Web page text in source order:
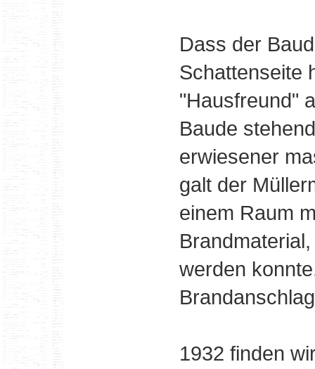
Dass der
Schattenseite
"Hausfreund"
Baude
erwiesener
galt der
einem Raum
werden
1932 finden